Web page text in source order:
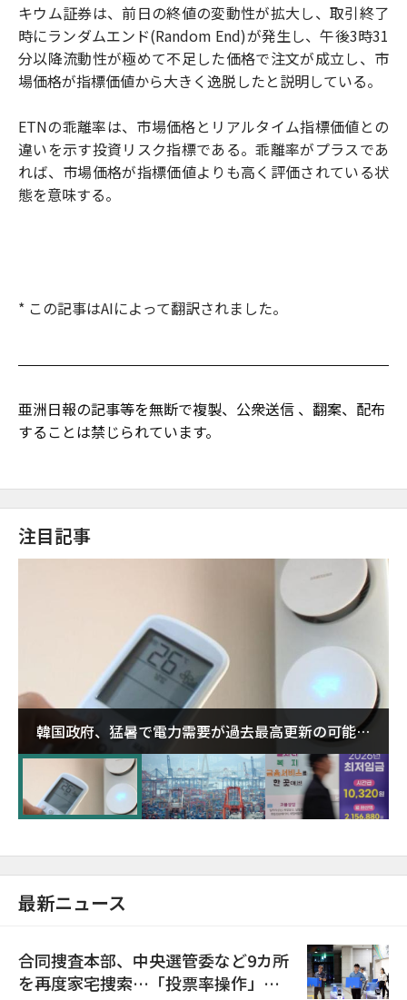
キウム証券は、前日の終値の変動性が拡大し、取引終了
時にランダムエンド(Random End)が発生し、午後3時31
分以降流動性が極めて不足した価格で注文が成立し、市
場価格が指標価値から大きく逸脱したと説明している。
ETNの乖離率は、市場価格とリアルタイム指標価値との
違いを示す投資リスク指標である。乖離率がプラスであ
れば、市場価格が指標価値よりも高く評価されている状
態を意味する。
* この記事はAIによって翻訳されました。
亜洲日報の記事等を無断で複製、公衆送信 、翻案、配布
することは禁じられています。
注目記事
韓国政府、猛暑で電力需要が過去最高更新の可能性
に需給対応体制を点検
最新ニュース
合同捜査本部、中央選管委など9カ所
を再度家宅捜索…「投票率操作」の